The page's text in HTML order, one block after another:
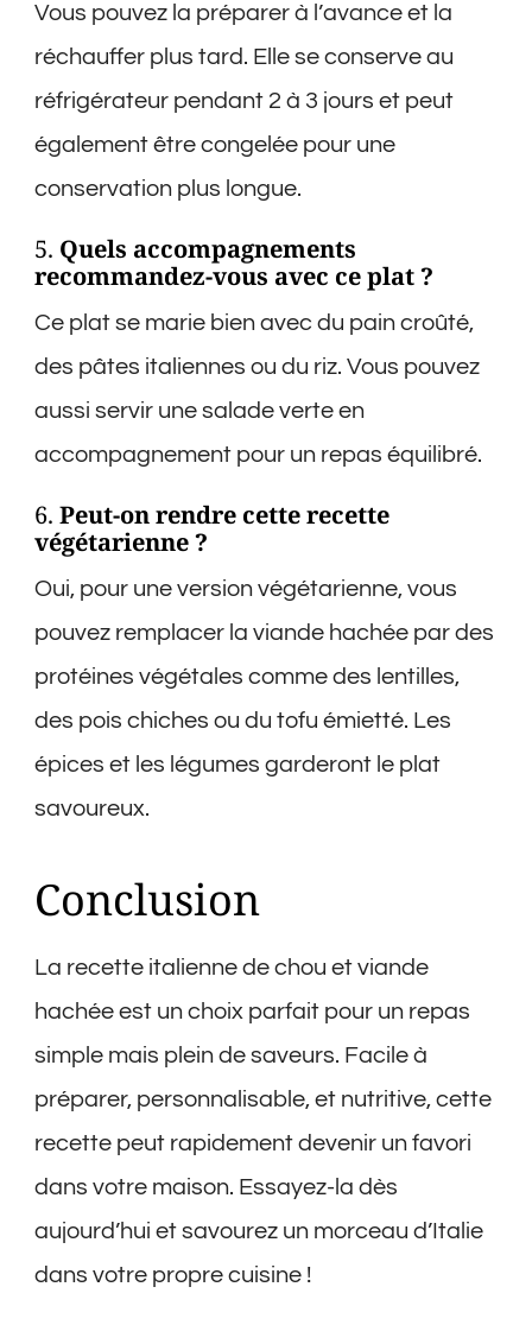
Vous pouvez la préparer à l’avance et la
réchauffer plus tard. Elle se conserve au
réfrigérateur pendant 2 à 3 jours et peut
également être congelée pour une
conservation plus longue.
5. Quels accompagnements
recommandez-vous avec ce plat ?
Ce plat se marie bien avec du pain croûté,
des pâtes italiennes ou du riz. Vous pouvez
aussi servir une salade verte en
accompagnement pour un repas équilibré.
6. Peut-on rendre cette recette
végétarienne ?
Oui, pour une version végétarienne, vous
pouvez remplacer la viande hachée par des
protéines végétales comme des lentilles,
des pois chiches ou du tofu émietté. Les
épices et les légumes garderont le plat
savoureux.
Conclusion
La recette italienne de chou et viande
hachée est un choix parfait pour un repas
simple mais plein de saveurs. Facile à
préparer, personnalisable, et nutritive, cette
recette peut rapidement devenir un favori
dans votre maison. Essayez-la dès
aujourd’hui et savourez un morceau d’Italie
dans votre propre cuisine !